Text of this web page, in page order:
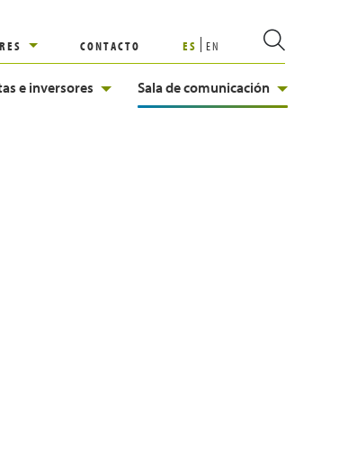
CONTACTO ES EN
e inversores Sala de comunicación